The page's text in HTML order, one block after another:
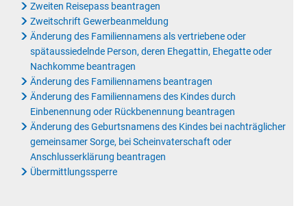
Zweiten Reisepass beantragen
Zweitschrift Gewerbeanmeldung
Änderung des Familiennamens als vertriebene oder
spätaussiedelnde Person, deren Ehegattin, Ehegatte oder
Nachkomme beantragen
Änderung des Familiennamens beantragen
Änderung des Familiennamens des Kindes durch
Einbenennung oder Rückbenennung beantragen
Änderung des Geburtsnamens des Kindes bei nachträglicher
gemeinsamer Sorge, bei Scheinvaterschaft oder
Anschlusserklärung beantragen
Übermittlungssperre